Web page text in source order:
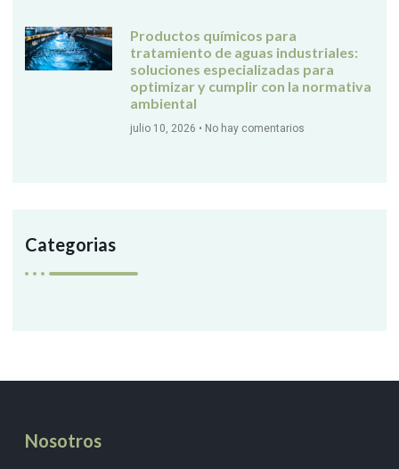
Productos químicos para
tratamiento de aguas industriales:
soluciones especializadas para
optimizar y cumplir con la normativa
ambiental
julio 10, 2026 No hay comentarios
Categorias
Nosotros